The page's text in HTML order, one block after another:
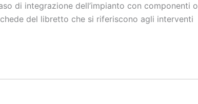
di integrazione dell’impianto con componenti o
del libretto che si riferiscono agli interventi